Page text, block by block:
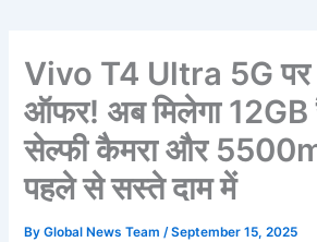
Vivo T4 Ultra 5G पर
ऑफर! अब मिलेगा
सेल्फी कैमरा और
पहले से सस्ते दाम में
ByGlobal News Team/September 15, 2025